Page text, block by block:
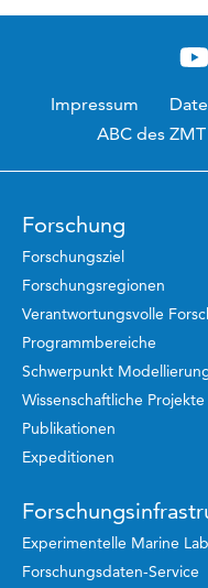
Impressum
ABC des ZMT
Forschung
Forschungsziel
Forschungsregionen
Verantwortungsvolle
Programmbereiche
Schwerpunkt
Wissenschaftliche Projekte
Publikationen
Expeditionen
Experimentelle Marine
Forschungsdaten-Service